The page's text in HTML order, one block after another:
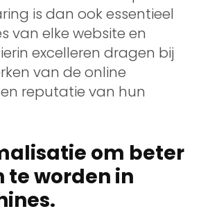
is dan ook essentieel
van elke website en
excelleren dragen bij
van de online
reputatie van hun
om beter
te worden in